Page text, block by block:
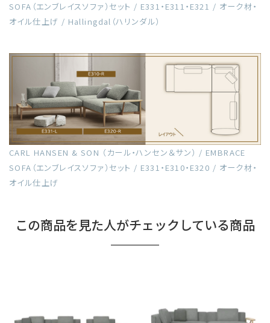
SOFA（エンブレイスソファ）セット / E331・E311・E321 / オーク材・
オイル仕上げ / Hallingdal（ハリンダル）
CARL HANSEN & SON （カール・ハンセン＆サン） / EMBRACE
SOFA（エンブレイスソファ）セット / E331・E310・E320 / オーク材・
オイル仕上げ
この商品を見た人がチェックしている商品